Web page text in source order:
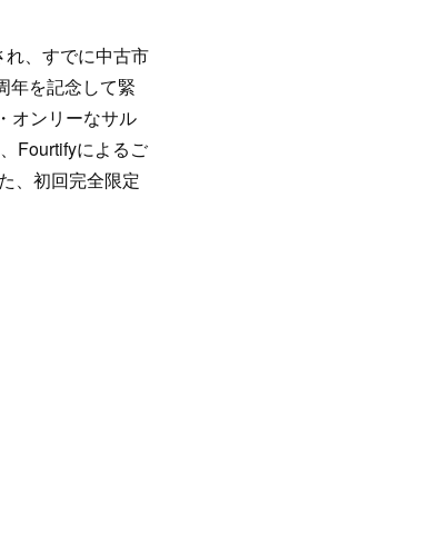
、すでに中古市
年を記念して緊
オンリーなサル
Fourtifyによるご
、初回完全限定